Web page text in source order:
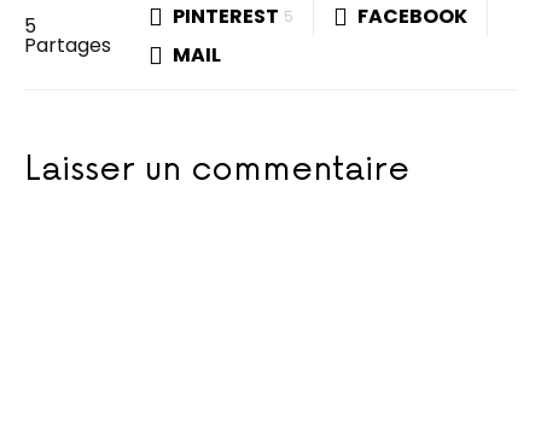
5
Partages
PINTEREST 5
FACEBOOK
MAIL
Laisser un commentaire